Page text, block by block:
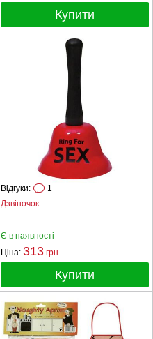
Купити
Дзвіночок
Відгуки: 1
Є в наявності
Ціна: 313 грн
Купити